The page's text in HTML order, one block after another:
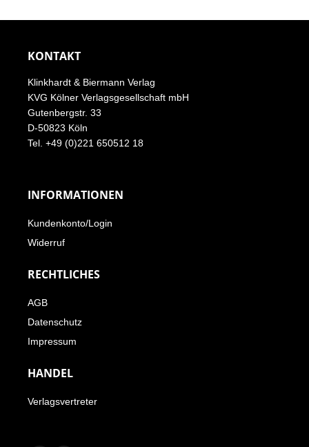
KONTAKT
Klinkhardt & Biermann Verlag
KVG Kölner Verlagsgesellschaft mbH
Gutenbergstr. 33
D-50823 Köln
Tel. +49 (0)221 650512 18
INFORMATIONEN
Kundenkonto/Login
Widerruf
RECHTLICHES
AGB
Datenschutz
Impressum
HANDEL
Verlagsvertreter